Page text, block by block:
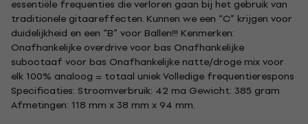
essentiële frequenties die verloren gaan bij het gebruik van
traditionele gitaareffecten. Kunnen we een “C” krijgen voor
duidelijkheid en een “B” voor Ballen!!! Kenmerken:
Onafhankelijke overdrive voor bas Onafhankelijke
suboctaaf voor bas Onafhankelijke natte/droge mix voor
elk 100% analoog = totaal uniek Volledige frequentierespons
Specificaties: Stroomverbruik: 42 ma Gewicht: 385 gram
Afmetingen: 118 mm x 38 mm x 94 mm.